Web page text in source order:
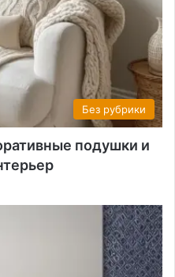
Без рубрики
подушки и